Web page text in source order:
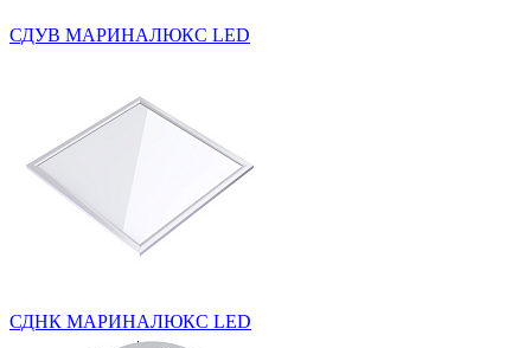
СДУВ МАРИНАЛЮКС LED
СДНК МАРИНАЛЮКС LED